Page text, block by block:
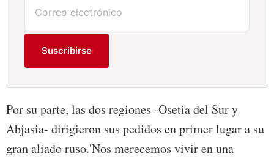
Suscribirse
Por su parte, las dos regiones -Osetia del Sur y
Abjasia- dirigieron sus pedidos en primer lugar a su
gran aliado ruso.'Nos merecemos vivir en una